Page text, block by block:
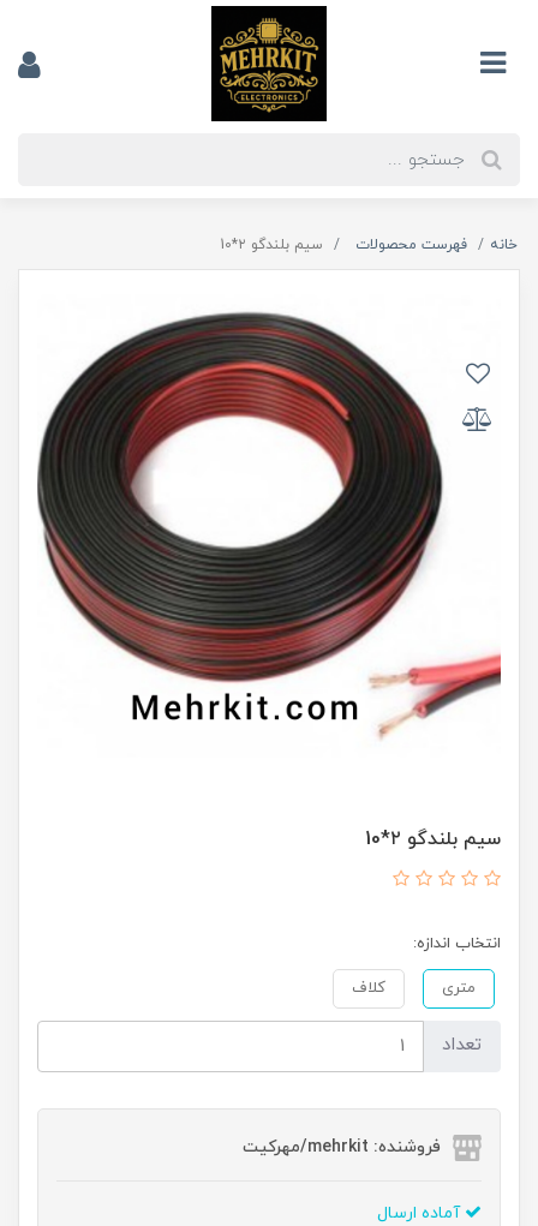
خانه فهرست محصولات سیم بلندگو ۲*10
سیم بلندگو ۲*10
انتخاب اندازه:
متری کلاف
تعداد
فروشنده: mehrkit/مهرکیت
آماده ارسال